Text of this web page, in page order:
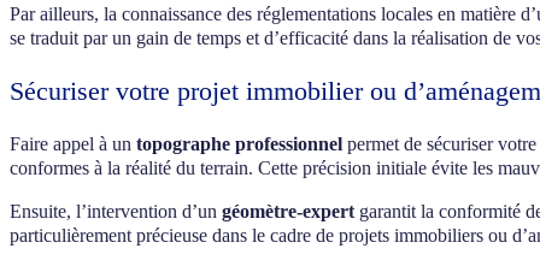
Par ailleurs, la connaissance des réglementations locales en matière
se traduit par un gain de temps et d’efficacité dans la réalisation de
Sécuriser votre projet immobilier ou
Faire appel à un topographe professionnel permet de sécuriser
conformes à la réalité du terrain. Cette précision initiale évite les
Ensuite, l’intervention d’un géomètre-expert garantit la conformité
particulièrement précieuse dans le cadre de projets immobiliers ou